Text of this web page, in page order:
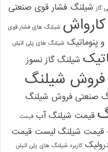
گاز شیلنگ فشار قوی صنعتی
شیلنگ های فشار قوی
پنوماتیک شیلنگ های پلی اتیلن
شیلنگ گاز نسوز
فروش شیلنگ
صنعتی فروش شیلنگ
قیمت شیلنگ آب قیمت
قیمت شیلنگ لیست قیمت
کاربرد شیلنگ های پلی اتیلن